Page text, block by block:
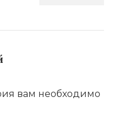
вам необходимо